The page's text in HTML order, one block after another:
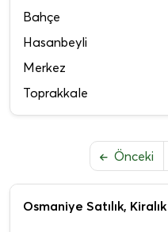
Osmaniye Satılık,
Bahçe
Hasanbeyli
Merkez
Toprakkale
Önceki